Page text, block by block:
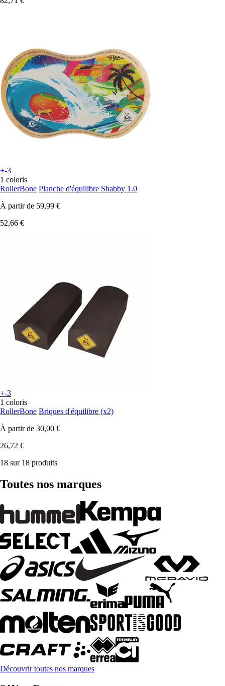
+-3
1 coloris
RollerBone Planche d'équilibre Shabby 1.0
À partir de 59,99 €
52,66 €
+-3
1 coloris
RollerBone Briques d'équilibre (x2)
À partir de 30,00 €
26,72 €
18 sur 18 produits
Toutes nos marques
Découvrir toutes nos marques